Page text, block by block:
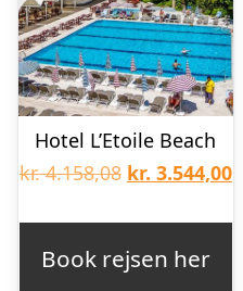
Hotel L’Etoile Beach
kr.4.158,08 Den
var:
kr. 3.544,00
Book rejsen her